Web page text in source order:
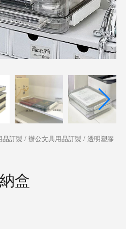
品訂製 / 辦公文具用品訂製 / 透明塑膠
盒